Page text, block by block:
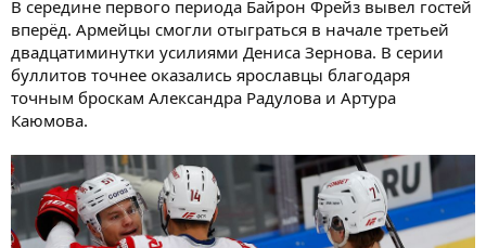
В середине первого периода Байрон Фрейз вывел гостей
вперёд. Армейцы смогли отыграться в начале третьей
двадцатиминутки усилиями Дениса Зернова. В серии
буллитов точнее оказались ярославцы благодаря
точным броскам Александра Радулова и Артура
Каюмова.